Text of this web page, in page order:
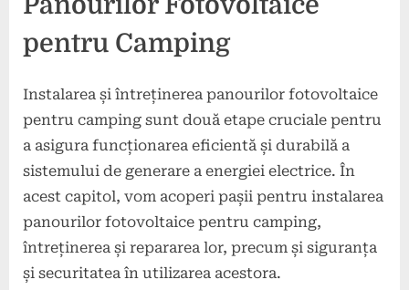
pentru Camping
Instalarea și întreținerea panourilor fotovoltaice
pentru camping sunt două etape cruciale pentru
a asigura funcționarea eficientă și durabilă a
sistemului de generare a energiei electrice. În
acest capitol, vom acoperi pașii pentru instalarea
panourilor fotovoltaice pentru camping,
întreținerea și repararea lor, precum și siguranța
și securitatea în utilizarea acestora.